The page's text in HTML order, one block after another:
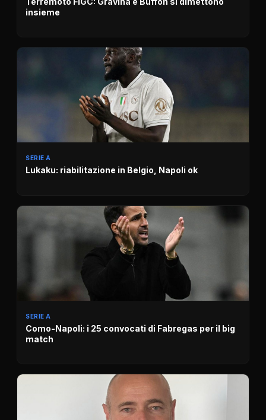
insieme
SERIE A
Lukaku: riabilitazione in Belgio, Napoli ok
SERIE A
Como-Napoli: i 25 convocati di Fabregas per il big
match